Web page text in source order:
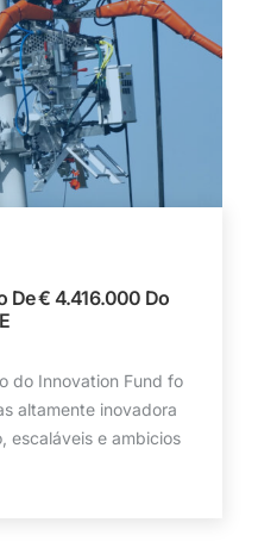
De € 4.416.000 Do
do Innovation Fund fo
altamente inovadora
escaláveis e ambicios